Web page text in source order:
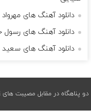
دانلود آهنگ های مهرواد
دانلود آهنگ های
دانلود آهنگ های
دو پناهگاه در مقابل مصیبت